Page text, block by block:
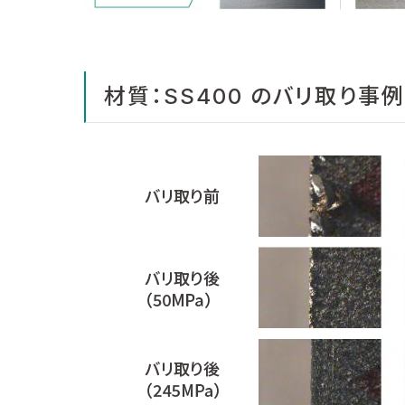
材質：SS400 のバリ取り事例